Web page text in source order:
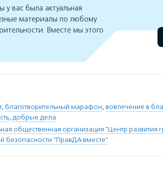
вас была актуальная
материалы по любому
Вместе мы этого
, благотворительный марафон, вовлечение в
, добрые дела
общественная организация "Центр развития
безопасности "ПравДА вместе"